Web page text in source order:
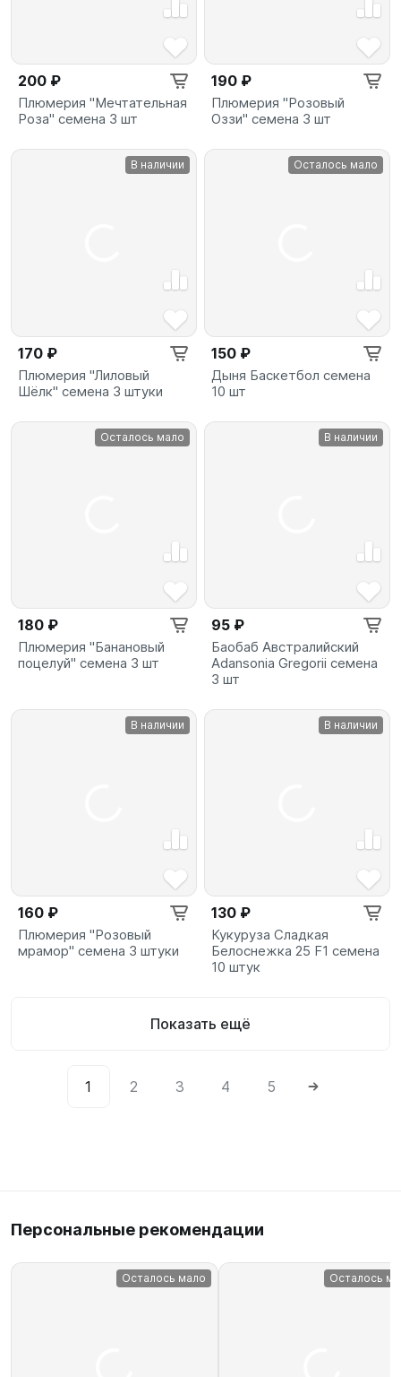
200 ₽
Плюмерия "Мечтательная
Роза" семена 3 шт
190 ₽
Плюмерия "Розовый
Оззи" семена 3 шт
В наличии
170 ₽
Плюмерия "Лиловый
Шёлк" семена 3 штуки
Осталось мало
150 ₽
Дыня Баскетбол семена
10 шт
Осталось мало
180 ₽
Плюмерия "Банановый
поцелуй" семена 3 шт
В наличии
95 ₽
Баобаб Австралийский
Adansonia Gregorii семена
3 шт
В наличии
160 ₽
Плюмерия "Розовый
мрамор" семена 3 штуки
В наличии
130 ₽
Кукуруза Сладкая
Белоснежка 25 F1 семена
10 штук
Показать ещё
1 2 3 4 5
Персональные рекомендации
Осталось мало Осталось